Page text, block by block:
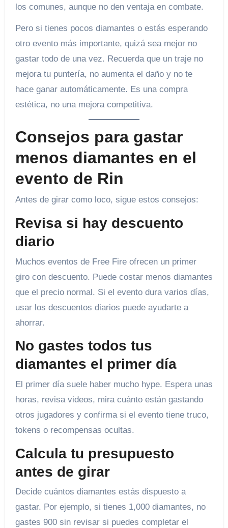
los comunes, aunque no den ventaja en combate.
Pero si tienes pocos diamantes o estás esperando
otro evento más importante, quizá sea mejor no
gastar todo de una vez. Recuerda que un traje no
mejora tu puntería, no aumenta el daño y no te
hace ganar automáticamente. Es una compra
estética, no una mejora competitiva.
Consejos para gastar
menos diamantes en el
evento de Rin
Antes de girar como loco, sigue estos consejos:
Revisa si hay descuento
diario
Muchos eventos de Free Fire ofrecen un primer
giro con descuento. Puede costar menos diamantes
que el precio normal. Si el evento dura varios días,
usar los descuentos diarios puede ayudarte a
ahorrar.
No gastes todos tus
diamantes el primer día
El primer día suele haber mucho hype. Espera unas
horas, revisa videos, mira cuánto están gastando
otros jugadores y confirma si el evento tiene truco,
tokens o recompensas ocultas.
Calcula tu presupuesto
antes de girar
Decide cuántos diamantes estás dispuesto a
gastar. Por ejemplo, si tienes 1,000 diamantes, no
gastes 900 sin revisar si puedes completar el